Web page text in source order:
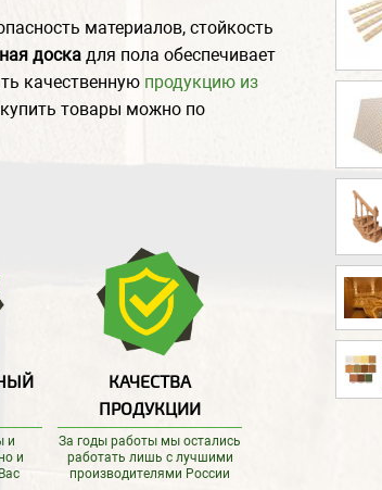
материалов, стойкость
доска для пола обеспечивает
качественную продукцию из
купить товары можно по
и
и
КАЧЕСТВА
ПРОДУКЦИИ
За годы работы мы остались
работать лишь с лучшими
производителями России